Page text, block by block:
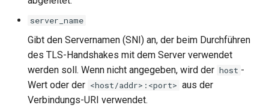
server_name
Gibt den Servernamen (SNI) an, der beim Durchführen
des TLS-Handshakes mit dem Server verwendet
werden soll. Wenn nicht angegeben, wird der host -
Wert oder der <host/addr>:<port> aus der
Verbindungs-URI verwendet.